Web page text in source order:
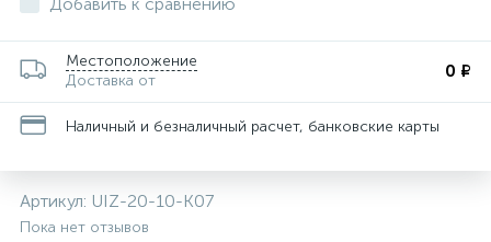
Местоположение
Доставка от
0 ₽
Наличный и безналичный расчет, банковские карты
Артикул: UIZ-20-10-K07
Пока нет отзывов